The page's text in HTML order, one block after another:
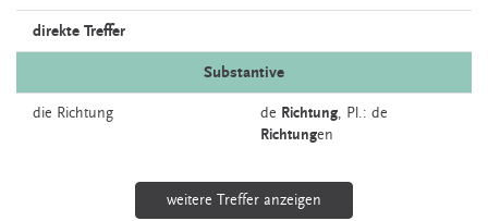
direkte Treffer
Substantive
die Richtung de Richtung, Pl.: de
Richtungen
weitere Treffer anzeigen